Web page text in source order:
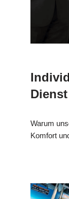
Warum
Komfort